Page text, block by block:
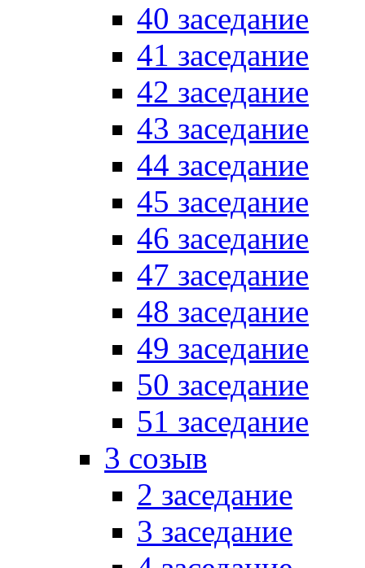
40 заседание
41 заседание
42 заседание
43 заседание
44 заседание
45 заседание
46 заседание
47 заседание
48 заседание
49 заседание
50 заседание
51 заседание
3 созыв
2 заседание
3 заседание